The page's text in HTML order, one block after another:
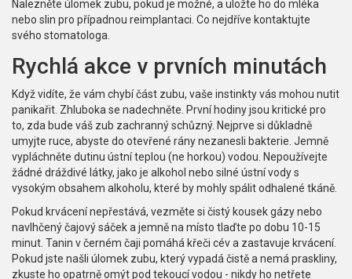
Nalezněte úlomek zubu, pokud je možné, a uložte ho do mléka
nebo slin pro případnou reimplantaci. Co nejdříve kontaktujte
svého stomatologa.
Rychlá akce v prvních minutách
Když vidíte, že vám chybí část zubu, vaše instinkty vás mohou nutit
panikařit. Zhluboka se nadechněte. První hodiny jsou kritické pro
to, zda bude váš zub zachranný schůzný. Nejprve si důkladně
umyjte ruce, abyste do otevřené rány nezanesli bakterie. Jemně
vypláchněte dutinu ústní teplou (ne horkou) vodou. Nepoužívejte
žádné dráždivé látky, jako je alkohol nebo silné ústní vody s
vysokým obsahem alkoholu, které by mohly spálit odhalené tkáně.
Pokud krvácení nepřestává, vezměte si čistý kousek gázy nebo
navlhčený čajový sáček a jemně na místo tlaďte po dobu 10-15
minut. Tanin v černém čaji pomáhá křeči cév a zastavuje krvácení.
Pokud jste našli úlomek zubu, který vypadá čistě a nemá praskliny,
zkuste ho opatrně omýt pod tekoucí vodou - nikdy ho netřete